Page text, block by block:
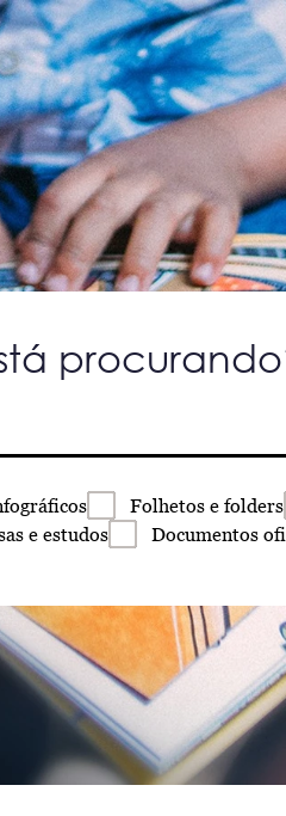
Folhetos e folders
e estudos Documentos